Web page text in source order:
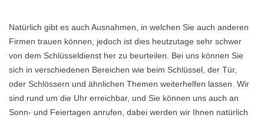
Natürlich gibt es auch Ausnahmen, in welchen Sie auch anderen
Firmen trauen können, jedoch ist dies heutzutage sehr schwer
von dem Schlüsseldienst her zu beurteilen. Bei uns können Sie
sich in verschiedenen Bereichen wie beim Schlüssel, der Tür,
oder Schlössern und ähnlichen Themen weiterhelfen lassen. Wir
sind rund um die Uhr erreichbar, und Sie können uns auch an
Sonn- und Feiertagen anrufen, dabei werden wir Ihnen natürlich